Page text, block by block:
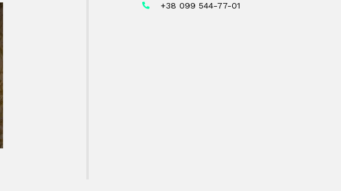
+38 099 544-77-01